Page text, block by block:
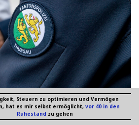
REDAKTION
Thurgau haben am
einen Mann festgenommen und